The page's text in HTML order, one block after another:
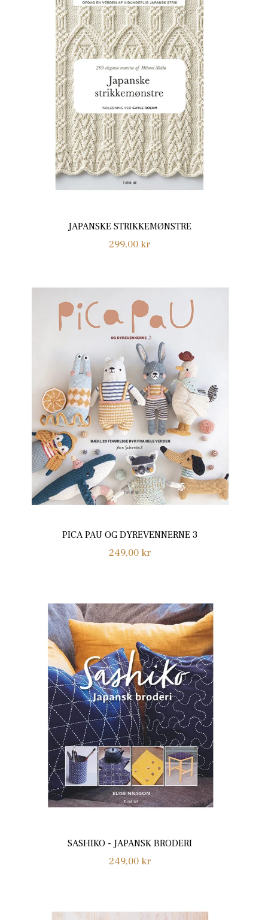
JAPANSKE STRIKKEMØNSTRE
Normalpris
299,00 kr
PICA PAU OG DYREVENNERNE 3
Normalpris
249,00 kr
SASHIKO - JAPANSK BRODERI
Normalpris
249,00 kr